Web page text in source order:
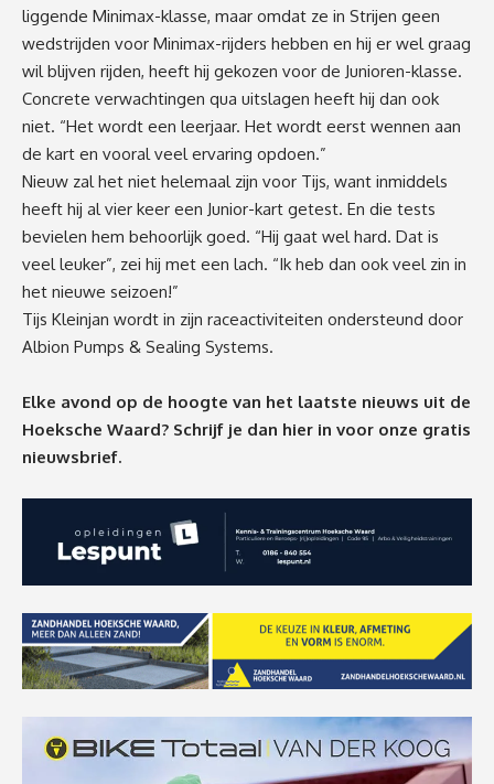
liggende Minimax-klasse, maar omdat ze in Strijen geen
wedstrijden voor Minimax-rijders hebben en hij er wel graag
wil blijven rijden, heeft hij gekozen voor de Junioren-klasse.
Concrete verwachtingen qua uitslagen heeft hij dan ook
niet. “Het wordt een leerjaar. Het wordt eerst wennen aan
de kart en vooral veel ervaring opdoen.”
Nieuw zal het niet helemaal zijn voor Tijs, want inmiddels
heeft hij al vier keer een Junior-kart getest. En die tests
bevielen hem behoorlijk goed. “Hij gaat wel hard. Dat is
veel leuker”, zei hij met een lach. “Ik heb dan ook veel zin in
het nieuwe seizoen!”
Tijs Kleinjan wordt in zijn raceactiviteiten ondersteund door
Albion Pumps & Sealing Systems.
Elke avond op de hoogte van het laatste nieuws uit de
Hoeksche Waard? Schrijf je dan hier in voor onze gratis
nieuwsbrief.